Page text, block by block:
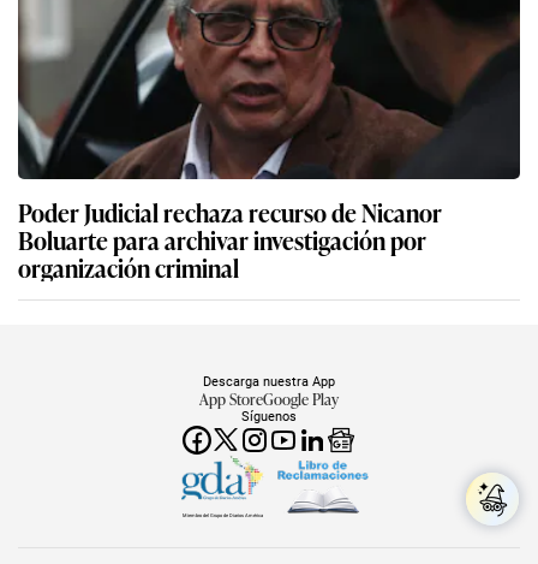
Poder Judicial rechaza recurso de Nicanor
Boluarte para archivar investigación por
organización criminal
Síguenos
Descarga nuestra App
App StoreGoogle Play
Miembro del Grupo de Diarios América